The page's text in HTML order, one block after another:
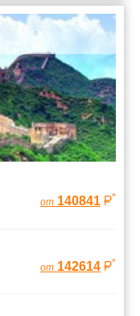
от 140841 *
от 142614 *